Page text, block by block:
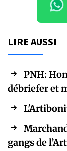
LIRE AUSSI
PNH:
débriefer et
gangs de